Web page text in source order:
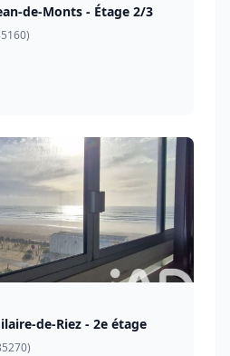
de-Monts - Étage 2/3
de-Riez - 2e étage